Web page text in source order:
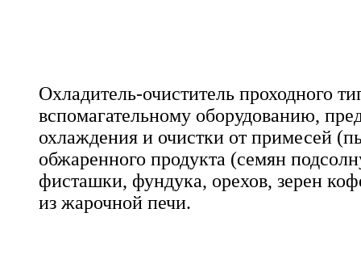
Охладитель-очиститель проходного
вспомагательному оборудованию,
охлаждения и очистки от примесей
обжаренного продукта (семян
фисташки, фундука, орехов, зерен
из жарочной печи.